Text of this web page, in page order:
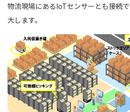
物流現場にあるIoTセンサーとも接続
大します。